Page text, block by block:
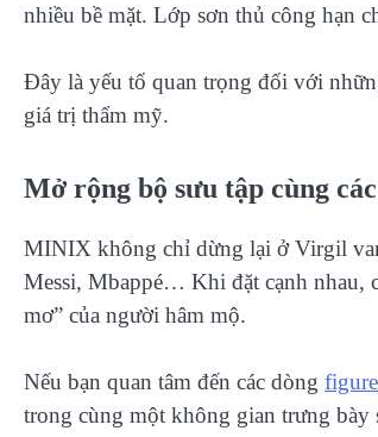
nhiều bề mặt. Lớp sơn thủ công hạn
Đây là yếu tố quan trọng đối với
giá trị thẩm mỹ.
Mở rộng bộ sưu tập cùng
MINIX không chỉ dừng lại ở Virgil
Messi, Mbappé… Khi đặt cạnh nhau,
mơ” của người hâm mộ.
Nếu bạn quan tâm đến các dòng
trong cùng một không gian trưng bày